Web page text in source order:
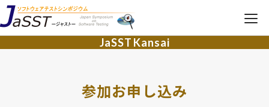
JaSST Kansai
参加お申し込み